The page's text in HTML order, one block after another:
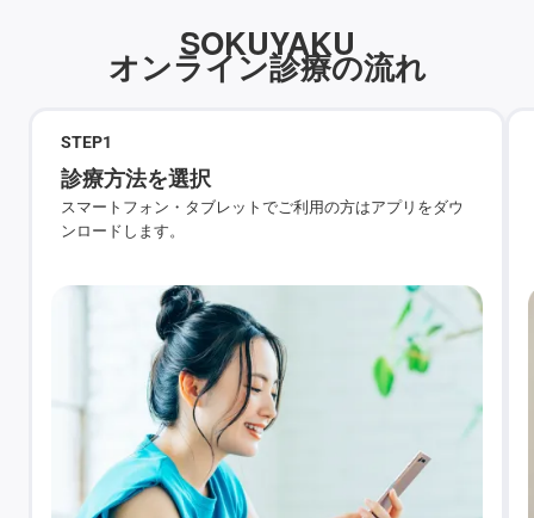
SOKUYAKU
オンライン診療の流れ
STEP1
診療方法を選択
スマートフォン・タブレットでご利用の方はアプリをダウ
ンロードします。